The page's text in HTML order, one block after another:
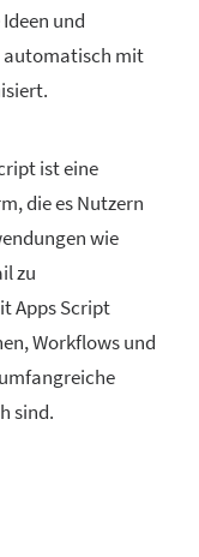
und
automatisch mit
ist eine
die es Nutzern
wie
zu
Apps Script
Workflows und
sind.